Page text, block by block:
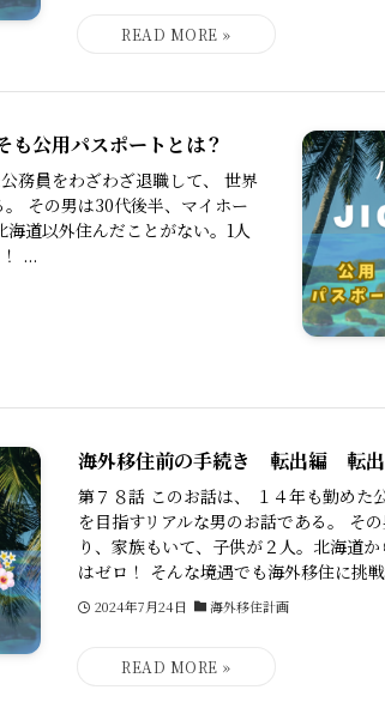
公用パスポートとは？
務員をわざわざ退職して、 世界
その男は30代後半、マイホー
道以外住んだことがない。1人
...
海外移住前の手続き 転出編 転出
第７８話 このお話は、 １４年も勤めた
を目指すリアルな男のお話である。 そ
り、家族もいて、子供が２人。北海道
はゼロ！ そんな境遇でも海外移住に挑
2024年7月24日 海外移住計画